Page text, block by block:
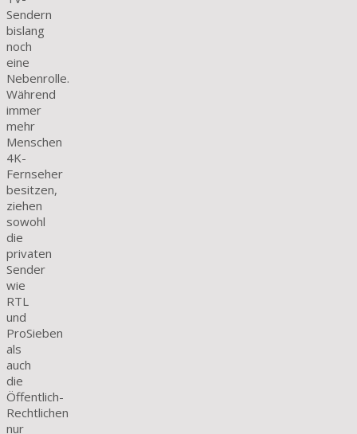
Sendern
bislang
noch
eine
Nebenrolle.
Während
immer
mehr
Menschen
4K-
Fernseher
besitzen,
ziehen
sowohl
die
privaten
Sender
wie
RTL
und
ProSieben
als
auch
die
Öffentlich-
Rechtlichen
nur